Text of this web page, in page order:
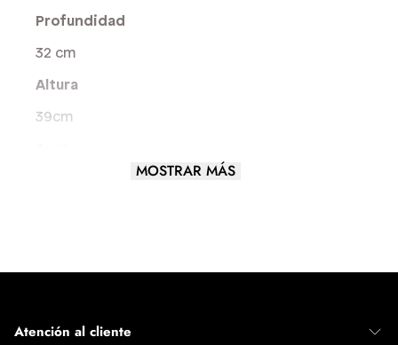
Profundidad
32 cm
Altura
39cm
Tamaño del Bolso
MOSTRAR MÁS
Atención al cliente